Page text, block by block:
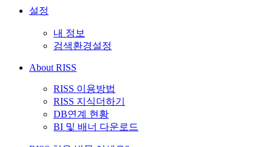
설정
내 정보
검색환경설정
About RISS
RISS 이용방법
RISS 지식더하기
DB연계 현황
BI 및 배너 다운로드